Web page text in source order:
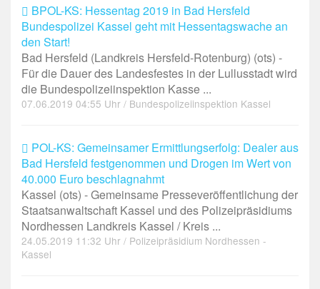
BPOL-KS: Hessentag 2019 in Bad Hersfeld
Bundespolizei Kassel geht mit Hessentagswache an
den Start!
Bad Hersfeld (Landkreis Hersfeld-Rotenburg) (ots) -
Für die Dauer des Landesfestes in der Lullusstadt wird
die Bundespolizeiinspektion Kasse ...
07.06.2019 04:55 Uhr / Bundespolizeiinspektion Kassel
POL-KS: Gemeinsamer Ermittlungserfolg: Dealer aus
Bad Hersfeld festgenommen und Drogen im Wert von
40.000 Euro beschlagnahmt
Kassel (ots) - Gemeinsame Presseveröffentlichung der
Staatsanwaltschaft Kassel und des Polizeipräsidiums
Nordhessen Landkreis Kassel / Kreis ...
24.05.2019 11:32 Uhr / Polizeipräsidium Nordhessen -
Kassel